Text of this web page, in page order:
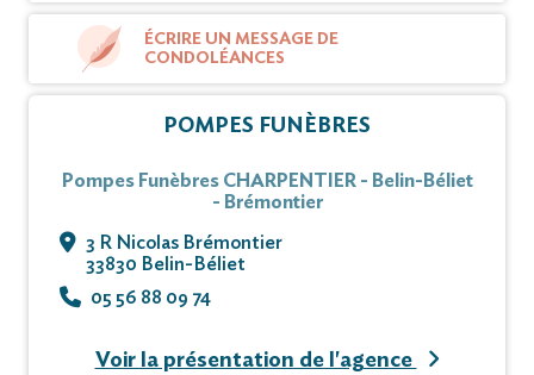
ÉCRIRE UN MESSAGE DE
CONDOLÉANCES
POMPES FUNÈBRES
Pompes Funèbres CHARPENTIER - Belin-Béliet
- Brémontier
3 R Nicolas Brémontier
33830 Belin-Béliet
05 56 88 09 74
Voir la présentation de l'agence